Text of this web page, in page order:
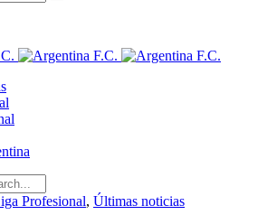
Profesional, Últimas noticias